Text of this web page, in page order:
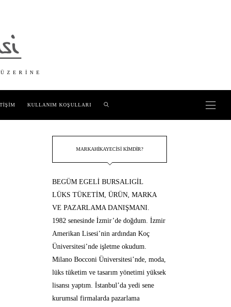
KULLANIM KOŞULLARI
MARKAHIKAYECISI KIMDIR?
BEGÜM EGELİ BURSALIGİL
LÜKS TÜKETİM, ÜRÜN, MARKA
VE PAZARLAMA DANIŞMANI.
1982 senesinde İzmir’de doğdum. İzmir
Amerikan Lisesi’nin ardından Koç
Üniversitesi’nde işletme okudum.
Milano Bocconi Üniversitesi’nde, moda,
lüks tüketim ve tasarım yönetimi yüksek
lisansı yaptım. İstanbul’da yedi sene
kurumsal firmalarda pazarlama